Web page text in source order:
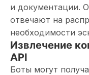
и документации.
отвечают на
необходимости
Извлечение
API
Боты могут